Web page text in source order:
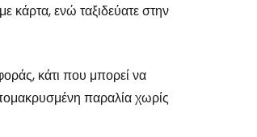
ενώ ταξιδεύατε στην
κάτι που μπορεί να
παραλία χωρίς